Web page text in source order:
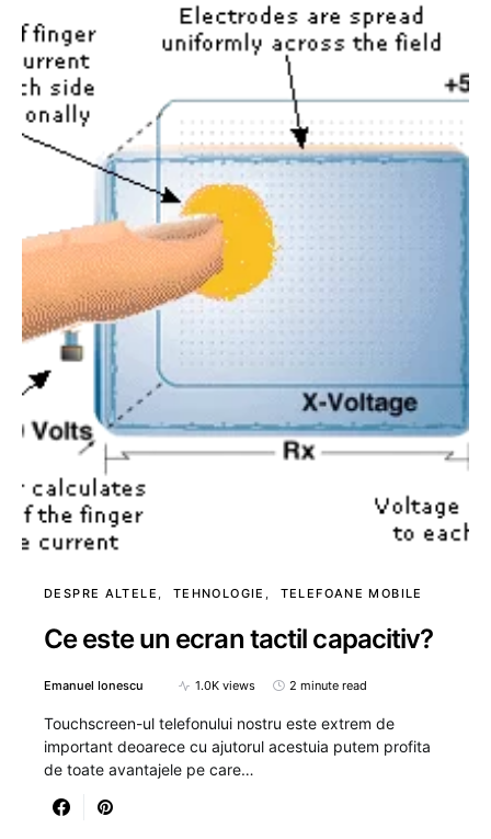
DESPRE ALTELE TEHNOLOGIE TELEFOANE MOBILE
Ce este un ecran tactil capacitiv?
Emanuel Ionescu 1.0K views 2 minute read
Touchscreen-ul telefonului nostru este extrem de
important deoarece cu ajutorul acestuia putem profita
de toate avantajele pe care…